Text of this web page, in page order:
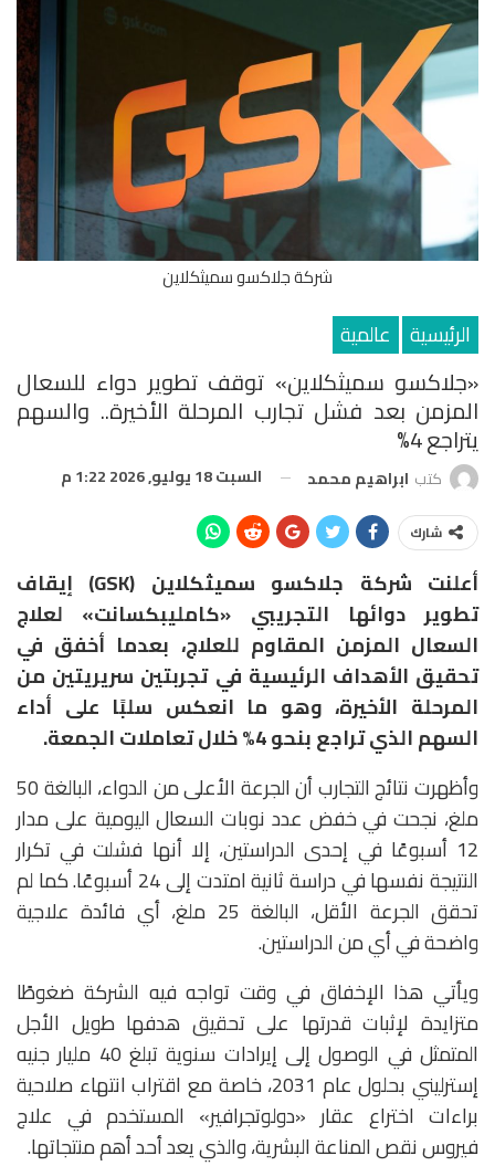
شركة جلاكسو سميثكلاين
الرئيسية عالمية
«جلاكسو سميثكلاين» توقف تطوير دواء للسعال
المزمن بعد فشل تجارب المرحلة الأخيرة.. والسهم
يتراجع 4%
كتب ابراهيم محمد السبت 18 يوليو, 2026 1:22 م
شارك
أعلنت شركة جلاكسو سميثكلاين (GSK) إيقاف
تطوير دوائها التجريبي «كامليبكسانت» لعلاج
السعال المزمن المقاوم للعلاج، بعدما أخفق في
تحقيق الأهداف الرئيسية في تجربتين سريريتين من
المرحلة الأخيرة، وهو ما انعكس سلبًا على أداء
السهم الذي تراجع بنحو 4% خلال تعاملات الجمعة.
وأظهرت نتائج التجارب أن الجرعة الأعلى من الدواء، البالغة 50
ملغ، نجحت في خفض عدد نوبات السعال اليومية على مدار
12 أسبوعًا في إحدى الدراستين، إلا أنها فشلت في تكرار
النتيجة نفسها في دراسة ثانية امتدت إلى 24 أسبوعًا. كما لم
تحقق الجرعة الأقل، البالغة 25 ملغ، أي فائدة علاجية
واضحة في أي من الدراستين.
ويأتي هذا الإخفاق في وقت تواجه فيه الشركة ضغوطًا
متزايدة لإثبات قدرتها على تحقيق هدفها طويل الأجل
المتمثل في الوصول إلى إيرادات سنوية تبلغ 40 مليار جنيه
إسترليني بحلول عام 2031، خاصة مع اقتراب انتهاء صلاحية
براءات اختراع عقار «دولوتجرافير» المستخدم في علاج
فيروس نقص المناعة البشرية، والذي يعد أحد أهم منتجاتها.